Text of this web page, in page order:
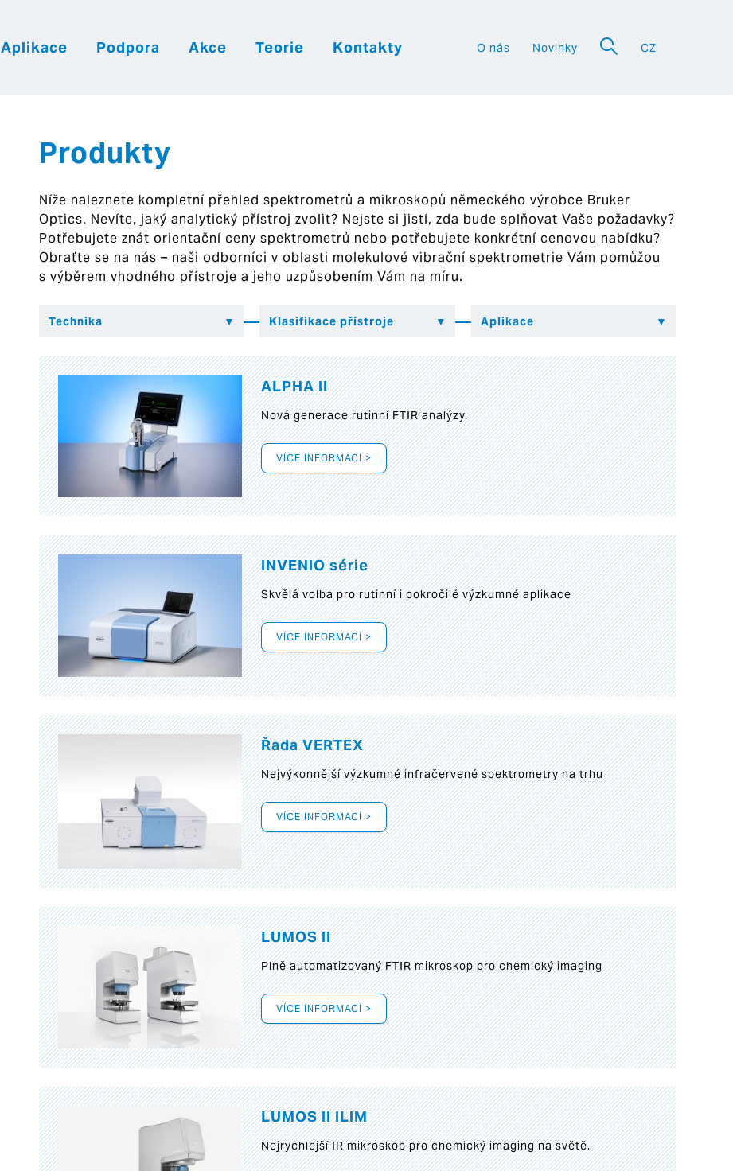
Aplikace Podpora Akce Teorie Kontakty O nás Novinky CZ
Produkty
Níže naleznete kompletní přehled spektrometrů a mikroskopů německého výrobce Bruker
Optics. Nevíte, jaký analytický přístroj zvolit? Nejste si jistí, zda bude splňovat Vaše požadavky?
Potřebujete znát orientační ceny spektrometrů nebo potřebujete konkrétní cenovou nabídku?
Obraťte se na nás – naši odborníci v oblasti molekulové vibrační spektrometrie Vám pomůžou
s výběrem vhodného přístroje a jeho uzpůsobením Vám na míru.
ALPHA II
Nová generace rutinní FTIR analýzy.
VÍCE INFORMACÍ >
INVENIO série
Skvělá volba pro rutinní i pokročilé výzkumné aplikace
VÍCE INFORMACÍ >
Řada VERTEX
Nejvýkonnější výzkumné infračervené spektrometry na trhu
VÍCE INFORMACÍ >
LUMOS II
Plně automatizovaný FTIR mikroskop pro chemický imaging
VÍCE INFORMACÍ >
LUMOS II ILIM
Nejrychlejší IR mikroskop pro chemický imaging na světě.